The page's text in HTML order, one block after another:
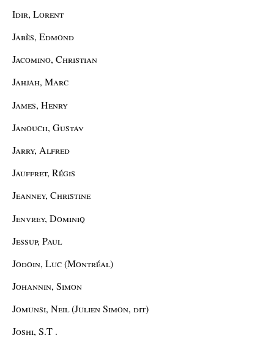
Idir, Lorent
Jabès, Edmond
Jacomino, Christian
Jahjah, Marc
James, Henry
Janouch, Gustav
Jarry, Alfred
Jauffret, Régis
Jeanney, Christine
Jenvrey, Dominiq
Jessup, Paul
Jodoin, Luc (Montréal)
Johannin, Simon
Jomunsi, Neil (Julien Simon, dit)
Joshi, S.T .